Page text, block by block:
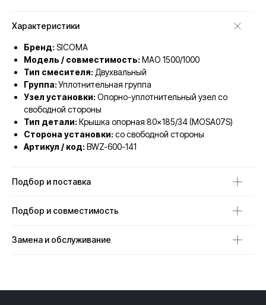
Характеристики
Бренд: SICOMA
Модель / совместимость: MAO 1500/1000
Тип смесителя: Двухвальный
Группа:Уплотнительная группа
Узел установки: Опорно-уплотнительный узел со
свободной стороны
Тип детали: Крышка опорная 80×185/34 (MOSA07S)
Сторона установки: со свободной стороны
Артикул / код: BWZ-600-141
Подбор и поставка
Подбор и совместимость
Замена и обслуживание